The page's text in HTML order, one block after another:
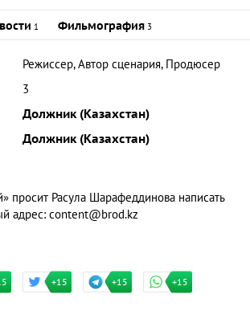
1 Фильмография 3
Режиссер, Автор сценария, Продюсер
3
Должник (Казахстан)
Должник (Казахстан)
просит Расула Шарафеддинова написать
адрес: content@brod.kz
+15 +15 +15